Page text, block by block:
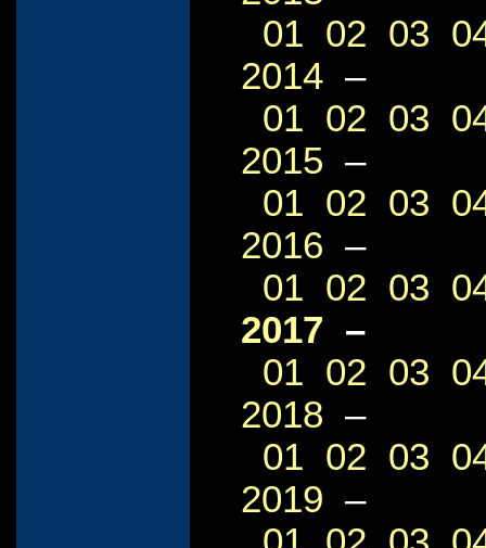
01 02 03
2014 –
01 02 03
2015 –
01 02 03
2016 –
01 02 03
2017 –
01 02 03
2018 –
01 02 03
2019 –